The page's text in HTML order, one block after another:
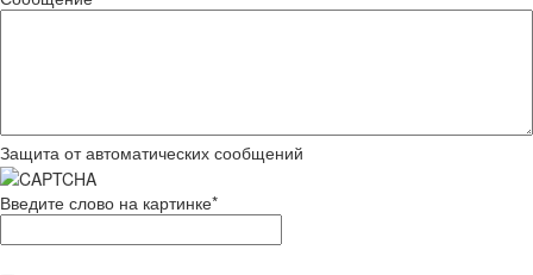
Защита от автоматических сообщений
Введите слово на картинке*